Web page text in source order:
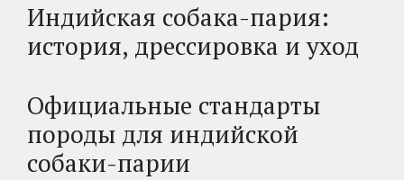
Индийская собака-пария:
история, дрессировка и уход
Официальные стандарты
породы для индийской
собаки-парии